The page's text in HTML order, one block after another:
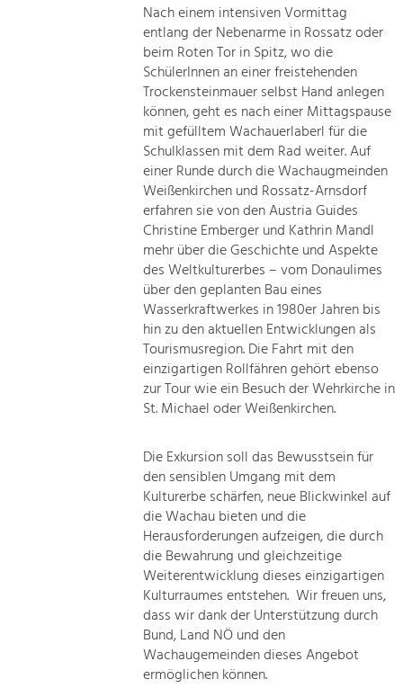
Nach einem intensiven Vormittag
entlang der Nebenarme in Rossatz oder
beim Roten Tor in Spitz, wo die
SchülerInnen an einer freistehenden
Trockensteinmauer selbst Hand anlegen
können, geht es nach einer Mittagspause
mit gefülltem Wachauerlaberl für die
Schulklassen mit dem Rad weiter. Auf
einer Runde durch die Wachaugmeinden
Weißenkirchen und Rossatz-Arnsdorf
erfahren sie von den Austria Guides
Christine Emberger und Kathrin Mandl
mehr über die Geschichte und Aspekte
des Weltkulturerbes – vom Donaulimes
über den geplanten Bau eines
Wasserkraftwerkes in 1980er Jahren bis
hin zu den aktuellen Entwicklungen als
Tourismusregion. Die Fahrt mit den
einzigartigen Rollfähren gehört ebenso
zur Tour wie ein Besuch der Wehrkirche in
St. Michael oder Weißenkirchen.
Die Exkursion soll das Bewusstsein für
den sensiblen Umgang mit dem
Kulturerbe schärfen, neue Blickwinkel auf
die Wachau bieten und die
Herausforderungen aufzeigen, die durch
die Bewahrung und gleichzeitige
Weiterentwicklung dieses einzigartigen
Kulturraumes entstehen. Wir freuen uns,
dass wir dank der Unterstützung durch
Bund, Land NÖ und den
Wachaugemeinden dieses Angebot
ermöglichen können.